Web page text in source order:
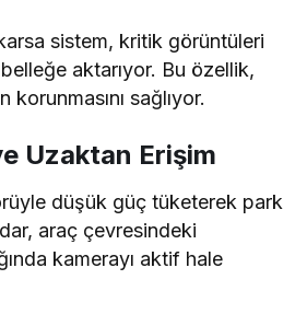
sistem, kritik görüntüleri
aktarıyor. Bu özellik,
korunmasını sağlıyor.
Uzaktan Erişim
düşük güç tüketerek park
araç çevresindeki
kamerayı aktif hale